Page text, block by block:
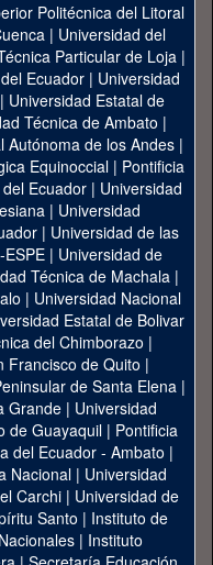
Politécnica del Litoral
| Universidad del
Particular de Loja|
Ecuador| Universidad
| Universidad Estatal de
Técnica de Ambato |
Autónoma de los Andes|
Equinoccial| Pontificia
Ecuador | Universidad
| Universidad
| Universidad de las
| Universidad de
Técnica de Machala|
| Universidad Nacional
Estatal de Bolivar
del Chimborazo |
Francisco de Quito |
de Santa Elena|
Grande | Universidad
de Guayaquil| Pontificia
del Ecuador - Ambato |
Nacional| Universidad
Carchi| Universidad de
Santo | Instituto de
| Instituto